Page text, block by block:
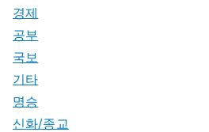
경제
공부
국보
기타
명승
신화/종교